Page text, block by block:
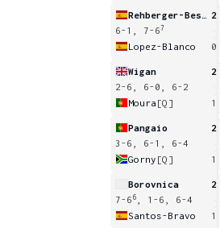
2
6-1, 7-67
Lopez-Blanco 0
Wigan
2
2-6, 6-0, 6-2
Moura [Q] 1
Pangaio
2
3-6, 6-1, 6-4
Gorny [Q] 1
Borovnica
2
7-6 6
, 1-6, 6-4
Santos-Bravo
1